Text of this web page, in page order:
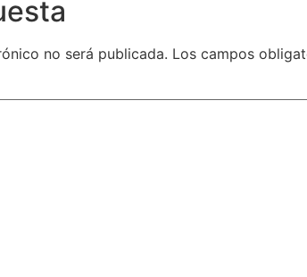
no será publicada. Los campos